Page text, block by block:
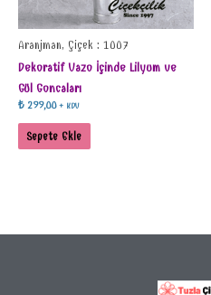
Aranjman, Çiçek : 1007
Dekoratif Vazo İçinde Lilyum ve
Gül Goncaları
₺299,00 + KDV
Sepete Ekle